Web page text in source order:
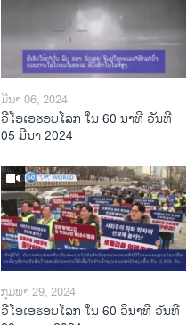
ມີນາ 06, 2024
ວີໂອເອຮອບໂລກ ໃນ 60 ນາທີ ວັນທີ
05 ມີນາ 2024
ກຸມພາ 29, 2024
ວີໂອເອຮອບໂລກ ໃນ 60 ວິນາທີ ວັນທີ